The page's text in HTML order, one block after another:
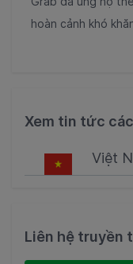
hoàn cảnh khó
Xem tin tức
Việt
Malaysia
Liên hệ truyền